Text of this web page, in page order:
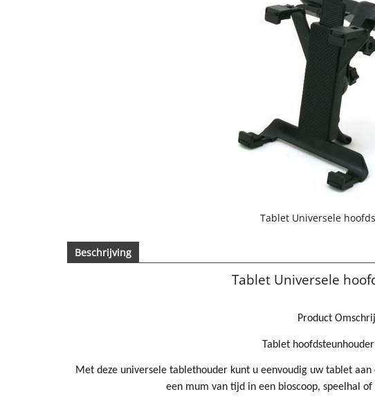
Tablet Universele
Beschrijving
Tablet Universele
Product
Tablet
Met deze universele tablethouder kunt u eenvoudig uw tablet
een mum van tijd in een bioscoop, speelhal